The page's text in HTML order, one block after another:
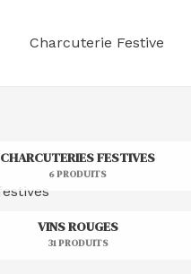
Charcuterie Festive
CHARCUTERIES FESTIVES
6 PRODUITS
VINS ROUGES
31 PRODUITS